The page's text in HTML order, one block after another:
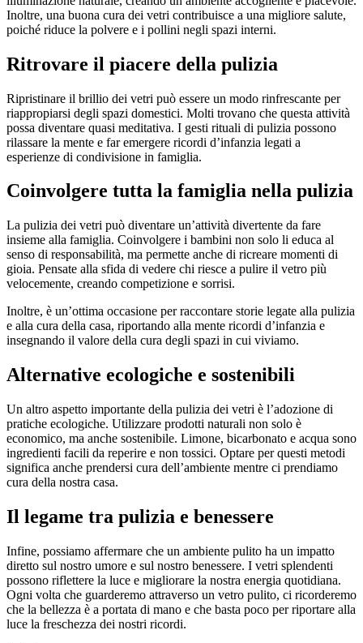
Inoltre, una buona cura dei vetri contribuisce a una migliore salute,
poiché riduce la polvere e i pollini negli spazi interni.
Ritrovare il piacere della pulizia
Ripristinare il brillio dei vetri può essere un modo rinfrescante per
riappropiarsi degli spazi domestici. Molti trovano che questa attività
possa diventare quasi meditativa. I gesti rituali di pulizia possono
rilassare la mente e far emergere ricordi d’infanzia legati a
esperienze di condivisione in famiglia.
Coinvolgere tutta la famiglia nella pulizia
La pulizia dei vetri può diventare un’attività divertente da fare
insieme alla famiglia. Coinvolgere i bambini non solo li educa al
senso di responsabilità, ma permette anche di ricreare momenti di
gioia. Pensate alla sfida di vedere chi riesce a pulire il vetro più
velocemente, creando competizione e sorrisi.
Inoltre, è un’ottima occasione per raccontare storie legate alla pulizia
e alla cura della casa, riportando alla mente ricordi d’infanzia e
insegnando il valore della cura degli spazi in cui viviamo.
Alternative ecologiche e sostenibili
Un altro aspetto importante della pulizia dei vetri è l’adozione di
pratiche ecologiche. Utilizzare prodotti naturali non solo è
economico, ma anche sostenibile. Limone, bicarbonato e acqua sono
ingredienti facili da reperire e non tossici. Optare per questi metodi
significa anche prendersi cura dell’ambiente mentre ci prendiamo
cura della nostra casa.
Il legame tra pulizia e benessere
Infine, possiamo affermare che un ambiente pulito ha un impatto
diretto sul nostro umore e sul nostro benessere. I vetri splendenti
possono riflettere la luce e migliorare la nostra energia quotidiana.
Ogni volta che guarderemo attraverso un vetro pulito, ci ricorderemo
che la bellezza è a portata di mano e che basta poco per riportare alla
luce la freschezza dei nostri ricordi.